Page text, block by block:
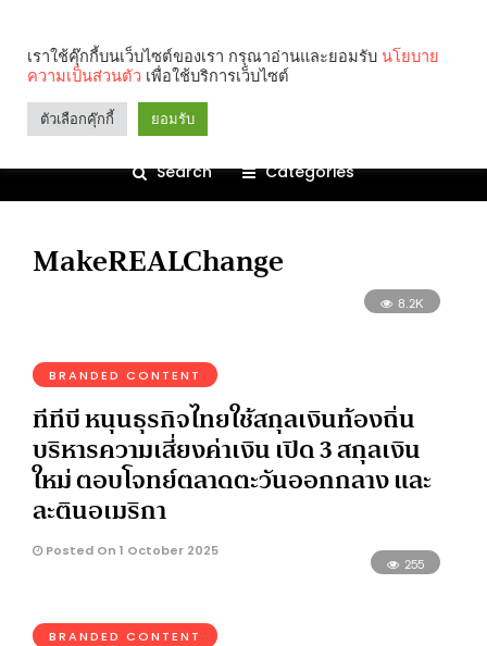
Search Categories
MakeREALChange
8.2K
BRANDED CONTENT
ทีทีบี หนุนธุรกิจไทยใช้สกุลเงินท้องถิ่น
บริหารความเสี่ยงค่าเงิน เปิด 3 สกุลเงิน
ใหม่ ตอบโจทย์ตลาดตะวันออกกลาง และ
ละตินอเมริกา
Posted On 1 October 2025
255
BRANDED CONTENT
เราใช้คุ๊กกี้บนเว็บไซต์ของเรา กรุณาอ่านและยอมรับ นโยบาย
ความเป็นส่วนตัว เพื่อใช้บริการเว็บไซต์
ตัวเลือกคุ๊กกี้ ยอมรับ